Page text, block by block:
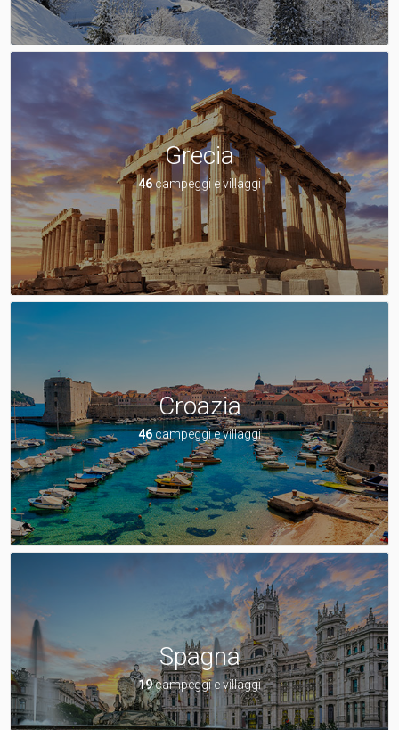
Grecia
46campeggi e villaggi
Croazia
46campeggi e villaggi
Spagna
19campeggi e villaggi